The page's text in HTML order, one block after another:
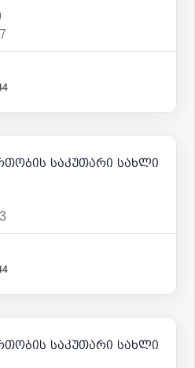
7
597 600 | m² 1 800
საკუთარი სახლი
3
200 000 | m² 500
საკუთარი სახლი